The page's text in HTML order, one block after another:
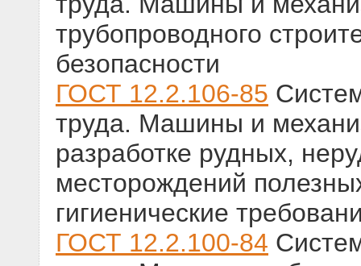
трубопроводного
безопасности
ГОСТ 12.2.106-85
труда. Машины и
разработке рудных,
месторождений
гигиенические
ГОСТ 12.2.100-84